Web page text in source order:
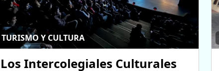
TURISMO Y CULTURA
Los Intercolegiales Culturales